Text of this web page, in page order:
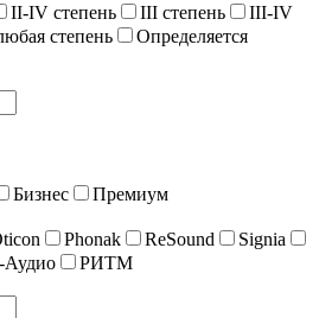
II-IV степень III степень
III-IV
степень
Определяется
Бизнес
Премиум
Phonak ReSound
Signia
Аудио
РИТМ